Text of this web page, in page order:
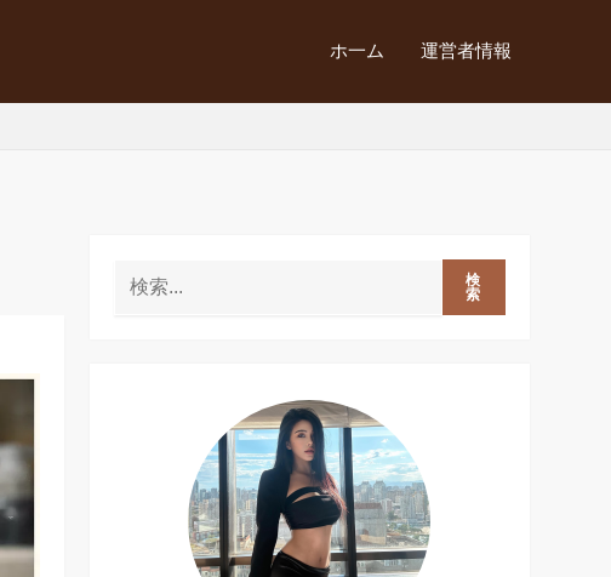
ホ一ム 運営者情報
検
索